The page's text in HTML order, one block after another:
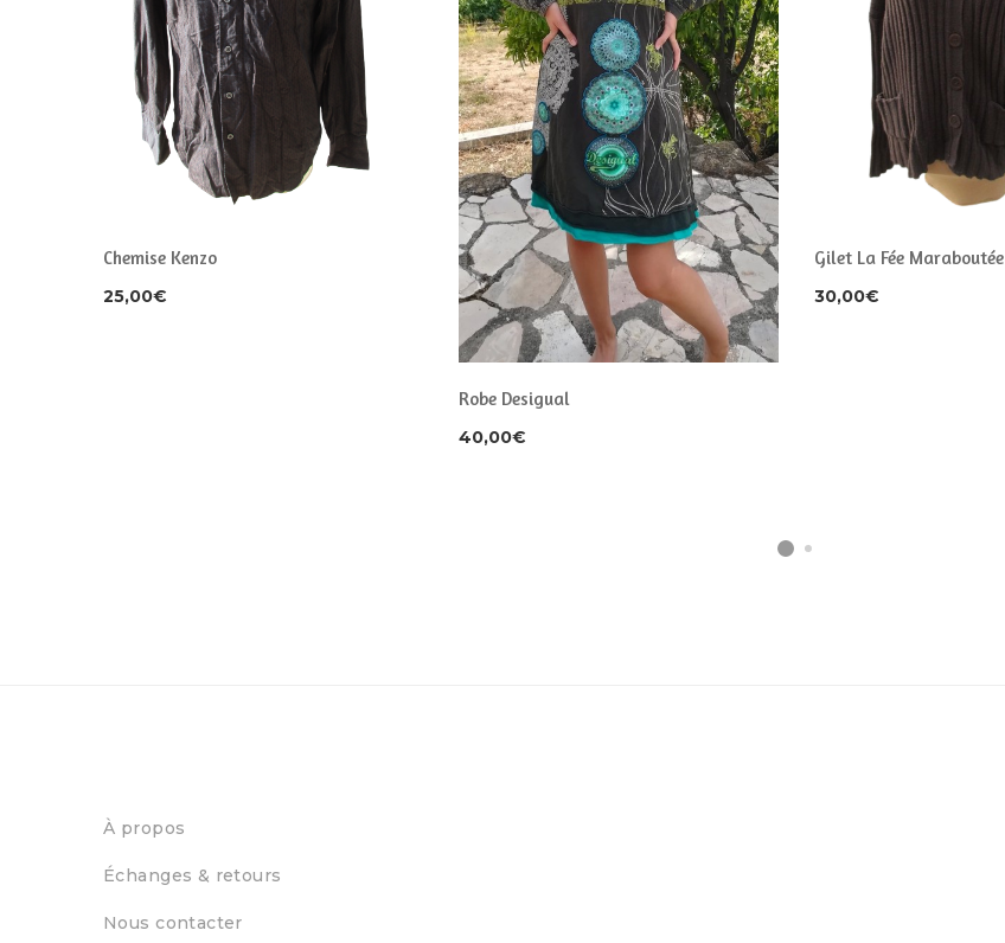
Chemise Kenzo
25,00€
Robe Desigual
40,00€
Gilet La Fée Maraboutée
30,00€
À propos
Échanges & retours
Nous contacter